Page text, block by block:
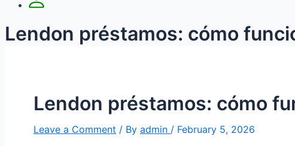
Lendon préstamos: cómo
Lendon préstamos: cómo
Leave a Comment / By admin / February 5, 2026